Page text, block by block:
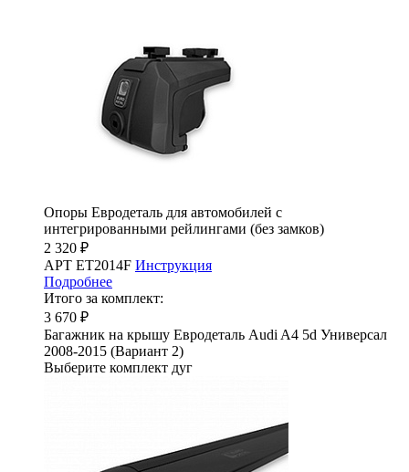
Опоры Евродеталь для автомобилей с
интегрированными рейлингами (без замков)
2 320 ₽
АРТ ET2014F Инструкция
Подробнее
Итого за комплект:
3 670 ₽
Багажник на крышу Евродеталь Audi A4 5d Универсал
2008-2015 (Вариант 2)
Выберите комплект дуг